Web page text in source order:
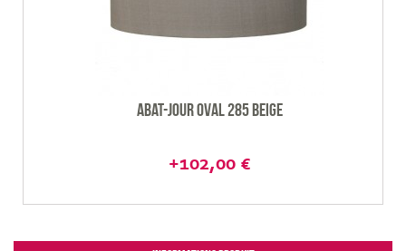
Abat-jour Oval 285 beige
+102,00 €